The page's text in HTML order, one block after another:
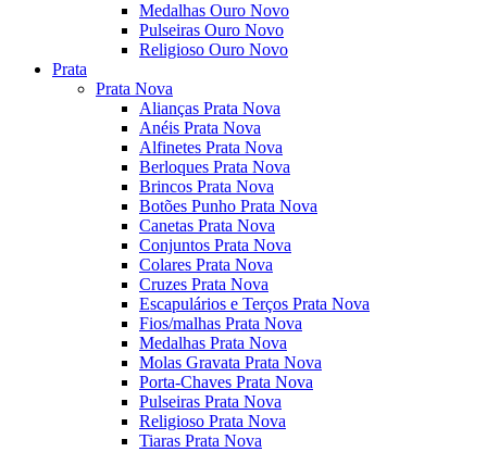
Medalhas Ouro Novo
Pulseiras Ouro Novo
Religioso Ouro Novo
Prata
Prata Nova
Alianças Prata Nova
Anéis Prata Nova
Alfinetes Prata Nova
Berloques Prata Nova
Brincos Prata Nova
Botões Punho Prata Nova
Canetas Prata Nova
Conjuntos Prata Nova
Colares Prata Nova
Cruzes Prata Nova
Escapulários e Terços Prata Nova
Fios/malhas Prata Nova
Medalhas Prata Nova
Molas Gravata Prata Nova
Porta-Chaves Prata Nova
Pulseiras Prata Nova
Religioso Prata Nova
Tiaras Prata Nova